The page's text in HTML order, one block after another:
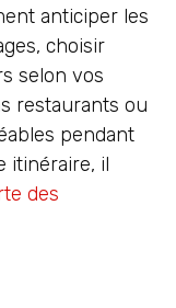
anticiper les
choisir
selon vos
restaurants ou
pendant
itinéraire, il
des